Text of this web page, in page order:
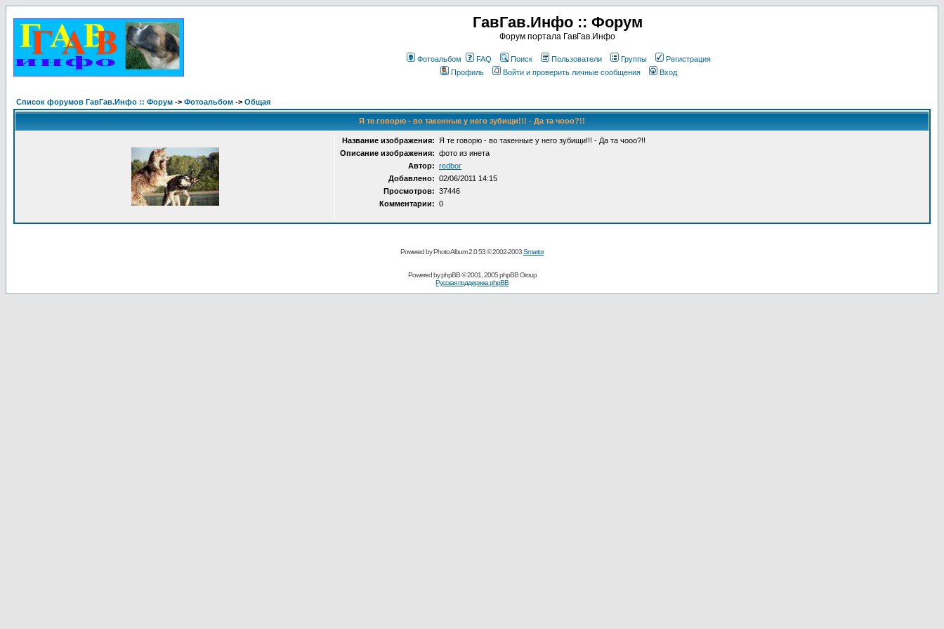
ГавГав.Инфо :: Форум
Форум портала ГавГав.Инфо
Фотоальбом FAQ Поиск Пользователи Группы
Регистрация
Профиль
Войти и проверить личные сообщения Вход
Список форумов ГавГав.Инфо :: Форум -> Фотоальбом -> Общая
Я те говорю - во такенные у него зубищи!!! - Да та чооо?!!
Название изображения: Я те говорю - во такенные у него зубищи!!! - Да та чооо?!!
Описание изображения: фото из инета
Автор: redbor
Добавлено: 02/06/2011 14:15
Просмотров: 37446
Комментарии: 0
Powered by Photo Album 2.0.53 © 2002-2003Smartor
Powered byphpBB© 2001, 2005 phpBB Group
Русская поддержка phpBB